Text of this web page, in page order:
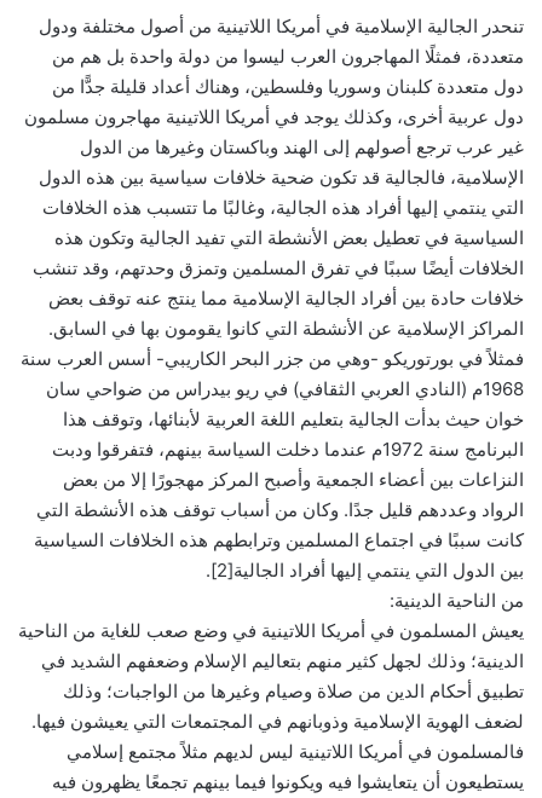
تنحدر الجالية الإسلامية في أمريكا اللاتينية من أصول مختلفة ودول
متعددة، فمثلًا المهاجرون العرب ليسوا من دولة واحدة بل هم من
دول متعددة كلبنان وسوريا وفلسطين، وهناك أعداد قليلة جدًّا من
دول عربية أخرى، وكذلك يوجد في أمريكا اللاتينية مهاجرون مسلمون
غير عرب ترجع أصولهم إلى الهند وباكستان وغيرها من الدول
الإسلامية، فالجالية قد تكون ضحية خلافات سياسية بين هذه الدول
التي ينتمي إليها أفراد هذه الجالية، وغالبًا ما تتسبب هذه الخلافات
السياسية في تعطيل بعض الأنشطة التي تفيد الجالية وتكون هذه
الخلافات أيضًا سببًا في تفرق المسلمين وتمزق وحدتهم، وقد تنشب
خلافات حادة بين أفراد الجالية الإسلامية مما ينتج عنه توقف بعض
المراكز الإسلامية عن الأنشطة التي كانوا يقومون بها في السابق.
فمثلاً في بورتوريكو -وهي من جزر البحر الكاريبي- أسس العرب سنة
1968م (النادي العربي الثقافي) في ريو بيدراس من ضواحي سان
خوان حيث بدأت الجالية بتعليم اللغة العربية لأبنائها، وتوقف هذا
البرنامج سنة 1972م عندما دخلت السياسة بينهم، فتفرقوا ودبت
النزاعات بين أعضاء الجمعية وأصبح المركز مهجورًا إلا من بعض
الرواد وعددهم قليل جدًا. وكان من أسباب توقف هذه الأنشطة التي
كانت سببًا في اجتماع المسلمين وترابطهم هذه الخلافات السياسية
بين الدول التي ينتمي إليها أفراد الجالية[2].
من الناحية الدينية:
يعيش المسلمون في أمريكا اللاتينية في وضع صعب للغاية من الناحية
الدينية؛ وذلك لجهل كثير منهم بتعاليم الإسلام وضعفهم الشديد في
تطبيق أحكام الدين من صلاة وصيام وغيرها من الواجبات؛ وذلك
لضعف الهوية الإسلامية وذوبانهم في المجتمعات التي يعيشون فيها.
فالمسلمون في أمريكا اللاتينية ليس لديهم مثلاً مجتمع إسلامي
يستطيعون أن يتعايشوا فيه ويكونوا فيما بينهم تجمعًا يظهرون فيه